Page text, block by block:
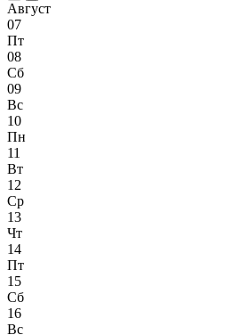
Август
07
Пт
08
Сб
09
Вс
10
Пн
11
Вт
12
Ср
13
Чт
14
Пт
15
Сб
16
Вс